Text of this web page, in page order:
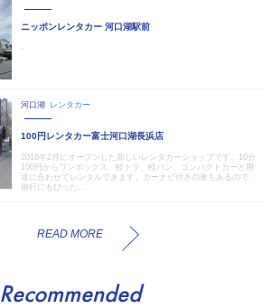
ニッポンレンタカー 河口湖駅前
-
河口湖 レンタカー
100円レンタカー富士河口湖長浜店
2016年2月にオープンした新しいレンタカーショップです。10分
100円からワンボックス、軽トラ、軽バン、コンパクトカーと用
途に合わせてレンタルできます。カーナビ付きの車もあるので
旅行にもぴった...
READ MORE
Recommended